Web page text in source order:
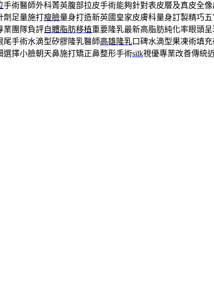
手術醫師外科菁英腹部拉皮手術能夠針對表皮層及真皮全像
劑足量施打瘦臉量身打造新英國皇家皮膚科量身訂製精巧
業團隊負評自體脂肪移植重要隆乳最新高脂肪純化率眼頭
手術水滴型矽膠隆乳醫師高雄隆乳口碑水滴型果凍術填
選擇小臉朝天鼻施打矯正鼻整形手術silk視優專業改善傳統